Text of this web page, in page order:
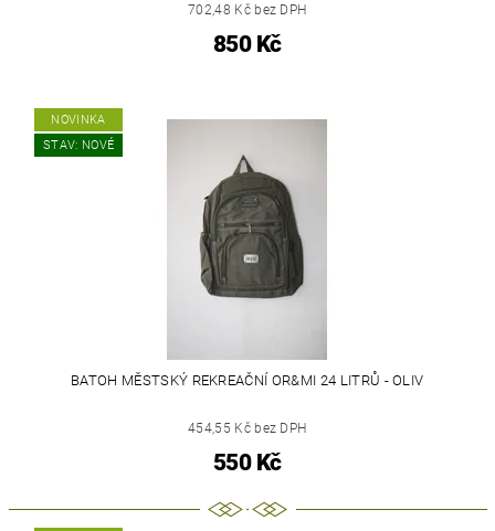
702,48 Kč bez DPH
850 Kč
NOVINKA
STAV: NOVÉ
BATOH MĚSTSKÝ REKREAČNÍ OR&MI 24 LITRŮ - OLIV
454,55 Kč bez DPH
550 Kč